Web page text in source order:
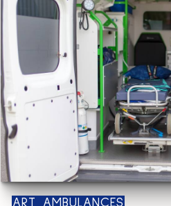
ART AMBULANCES